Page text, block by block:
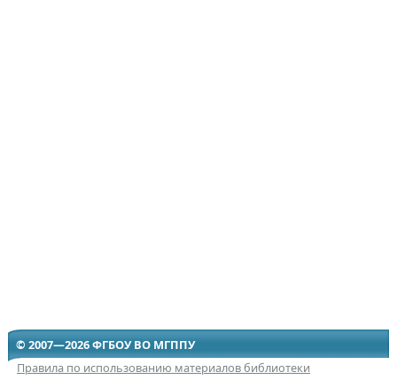
© 2007—2026 ФГБОУ ВО МГППУ
Правила по использованию материалов библиотеки